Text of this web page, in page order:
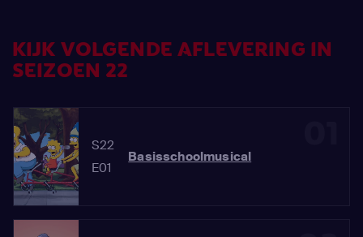
KIJK VOLGENDE AFLEVERING IN
SEIZOEN 22
S22
E01
Basisschoolmusical